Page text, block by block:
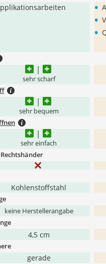
•
•
•
sehr scharf
sehr bequem
sehr einfach
‎Kohlenstoffstahl
keine Herstellerangabe
4,5 cm
gerade